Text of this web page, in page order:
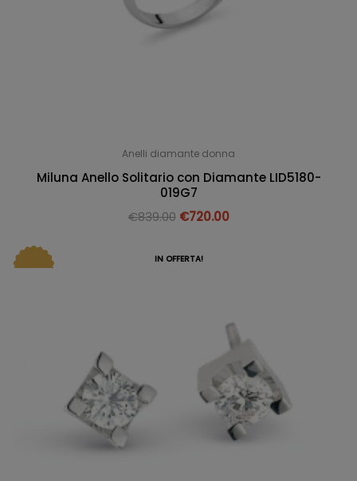
Anelli diamante donna
Miluna Anello Solitario con Diamante LID5180-
019G7
€839.00 €720.00
IN OFFERTA!